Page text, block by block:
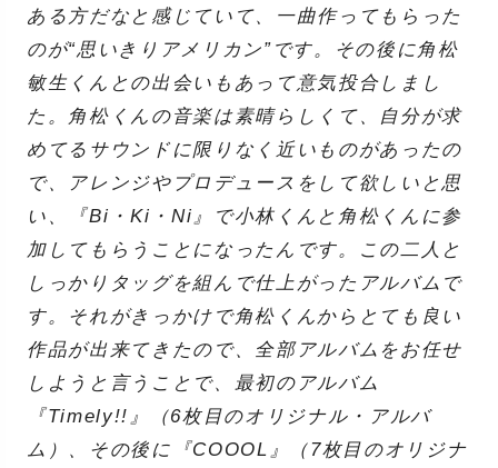
ある方だなと感じていて、一曲作ってもらった
のが“思いきりアメリカン”です。その後に角松
敏生くんとの出会いもあって意気投合しまし
た。角松くんの音楽は素晴らしくて、自分が求
めてるサウンドに限りなく近いものがあったの
で、アレンジやプロデュースをして欲しいと思
い、『Bi・Ki・Ni』で小林くんと角松くんに参
加してもらうことになったんです。この二人と
しっかりタッグを組んで仕上がったアルバムで
す。それがきっかけで角松くんからとても良い
作品が出来てきたので、全部アルバムをお任せ
しようと言うことで、最初のアルバム
『Timely!!』（6枚目のオリジナル・アルバ
ム）、その後に『COOOL』（7枚目のオリジナ